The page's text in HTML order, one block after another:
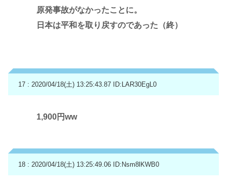
原発事故がなかったことに。
日本は平和を取り戻すのであった（終）
17 : 2020/04/18(土) 13:25:43.87 ID:LAR30EgL0
1,900円ww
18 : 2020/04/18(土) 13:25:49.06 ID:Nsm8lKWB0